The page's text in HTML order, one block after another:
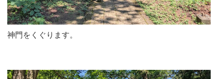
神門をくぐります。